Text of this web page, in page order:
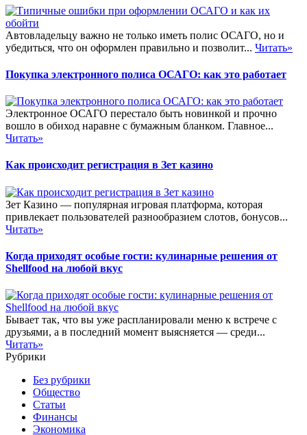
Автовладельцу важно не только иметь полис ОСАГО, но и
убедиться, что он оформлен правильно и позволит... Читать»
Покупка электронного полиса ОСАГО: как это работает
Электронное ОСАГО перестало быть новинкой и прочно
вошло в обиход наравне с бумажным бланком. Главное...
Читать»
Как происходит регистрация в Зет казино
Зет Казино — популярная игровая платформа, которая
привлекает пользователей разнообразием слотов, бонусов...
Читать»
Когда приходят особые гости: кулинарные решения от
Shellfood на любой вкус
Бывает так, что вы уже распланировали меню к встрече с
друзьями, а в последний момент выясняется — среди...
Читать»
Рубрики
Без рубрики
Общество
Статьи
Финансы
Экономика